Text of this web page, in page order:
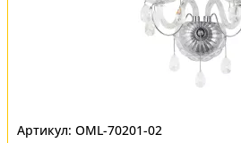
OML-70201-02